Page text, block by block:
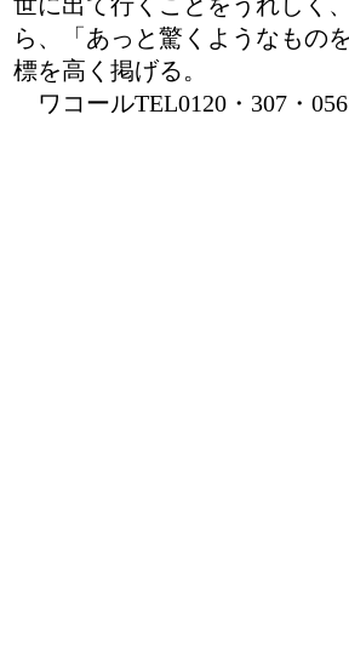
ら、「あっと驚くようなもの
標を高く掲げる。
ワコールTEL0120・307・056